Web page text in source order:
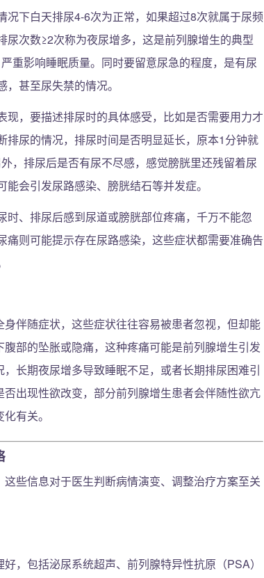
况下白天排尿4-6次为正常，如果超过8次就属于尿频
次数≥2次称为夜尿增多，这是前列腺增生的典型
重影响睡眠质量。同时要留意尿急的程度，是有尿
甚至尿失禁的情况。
现，要描述排尿时的具体感受，比如是否需要用力才
尿的情况，排尿时间是否明显延长，原本1分钟就
，排尿后是否有尿不尽感，感觉膀胱里还残留着尿
会引发尿路感染、膀胱结石等并发症。
时、排尿后感到尿道或膀胱部位疼痛，千万不能忽
则可能提示存在尿路感染，这些症状都需要准确告
伴随症状，这些症状往往容易被患者忽视，但却能
部的坠胀或隐痛，这种疼痛可能是前列腺增生引发
长期夜尿增多导致睡眠不足，或者长期排尿困难引
出现性欲改变，部分前列腺增生患者会伴随性欲亢
有关。
些信息对于医生判断病情演变、调整治疗方案至关
，包括泌尿系统超声、前列腺特异性抗原（PSA）